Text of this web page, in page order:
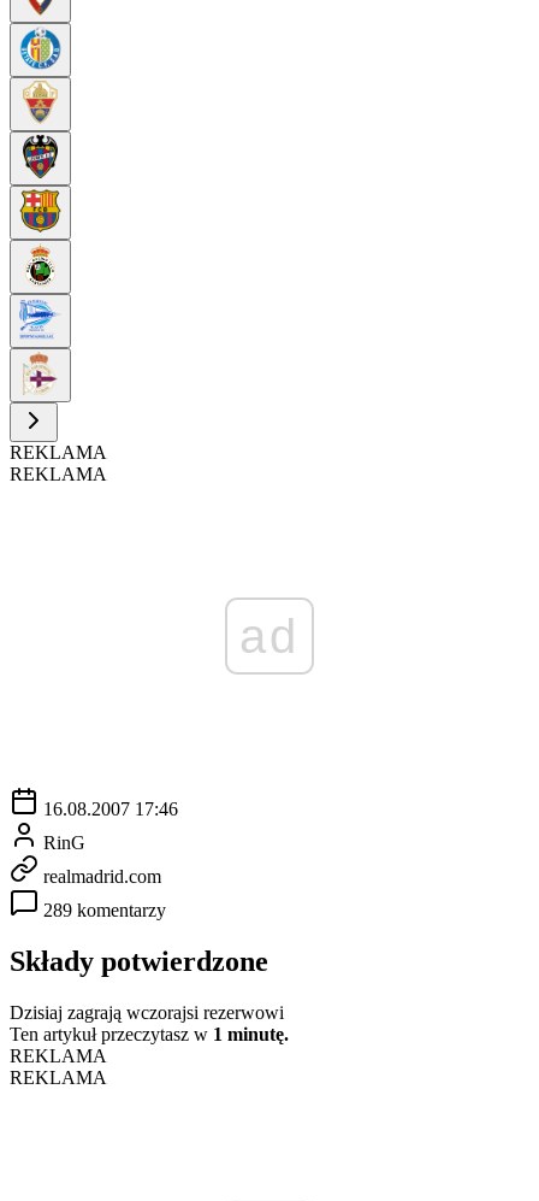
REKLAMA
REKLAMA
ad
16.08.2007 17:46
RinG
realmadrid.com
289 komentarzy
Składy potwierdzone
Dzisiaj zagrają wczorajsi rezerwowi
Ten artykuł przeczytasz w 1 minutę.
REKLAMA
REKLAMA